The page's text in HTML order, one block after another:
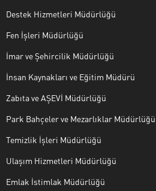
Destek Hizmetleri Müdürlüğü
Fen İşleri Müdürlüğü
İmar ve Şehircilik Müdürlüğü
İnsan Kaynakları ve Eğitim Müdürü
Zabıta ve AŞEVİ Müdürlüğü
Park Bahçeler ve Mezarlıklar Müdürlüğü
Temizlik İşleri Müdürlüğü
Ulaşım Hizmetleri Müdürlüğü
Emlak İstimlak Müdürlüğü